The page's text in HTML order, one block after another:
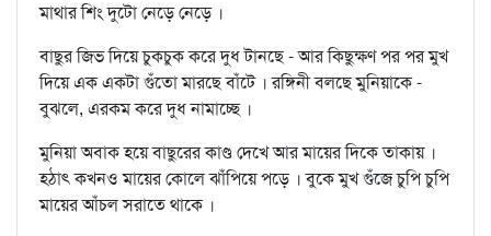
মাথার শিং দুটো নেড়ে নেড়ে ।
বাছুর জিভ দিয়ে চুকচুক করে দুধ টানছে - আর কিছুক্ষণ পর পর মুখ
দিয়ে এক একটা গুঁতো মারছে বাঁটে । রঙ্গিনী বলছে মুনিয়াকে -
বুঝলে, এরকম করে দুধ নামাচ্ছে ।
মুনিয়া অবাক হয়ে বাছুরের কাণ্ড দেখে আর মায়ের দিকে তাকায় ।
হঠাৎ কখনও মায়ের কোলে ঝাঁপিয়ে পড়ে । বুকে মুখ গুঁজে চুপি চুপি
মায়ের আঁচল সরাতে থাকে ।